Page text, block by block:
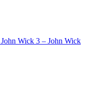
Wick 3 – John Wick